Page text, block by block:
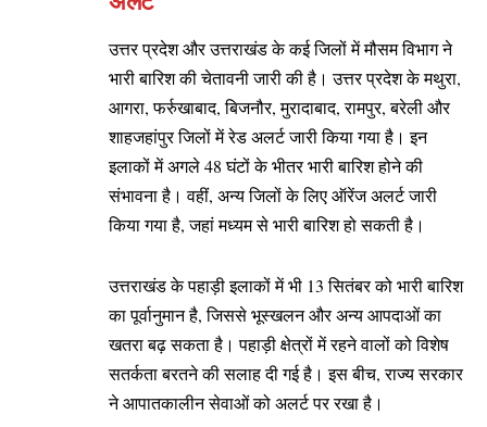
उत्तर प्रदेश और उत्तराखंड के कई जिलों में मौसम विभाग ने
भारी बारिश की चेतावनी जारी की है। उत्तर प्रदेश के मथुरा,
आगरा, फर्रुखाबाद, बिजनौर, मुरादाबाद, रामपुर, बरेली और
शाहजहांपुर जिलों में रेड अलर्ट जारी किया गया है। इन
इलाकों में अगले 48 घंटों के भीतर भारी बारिश होने की
संभावना है। वहीं, अन्य जिलों के लिए ऑरेंज अलर्ट जारी
किया गया है, जहां मध्यम से भारी बारिश हो सकती है।
उत्तराखंड के पहाड़ी इलाकों में भी 13 सितंबर को भारी बारिश
का पूर्वानुमान है, जिससे भूस्खलन और अन्य आपदाओं का
खतरा बढ़ सकता है। पहाड़ी क्षेत्रों में रहने वालों को विशेष
सतर्कता बरतने की सलाह दी गई है। इस बीच, राज्य सरकार
ने आपातकालीन सेवाओं को अलर्ट पर रखा है।